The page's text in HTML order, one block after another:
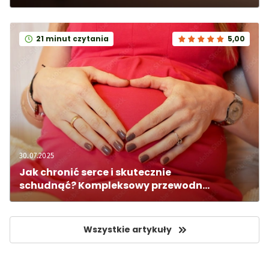
30.07.2025
Jak chronić serce i skutecznie
schudnąć? Kompleksowy przewodnik
dla osób z otyłością
21 minut czytania 5,00
Wszystkie artykuły